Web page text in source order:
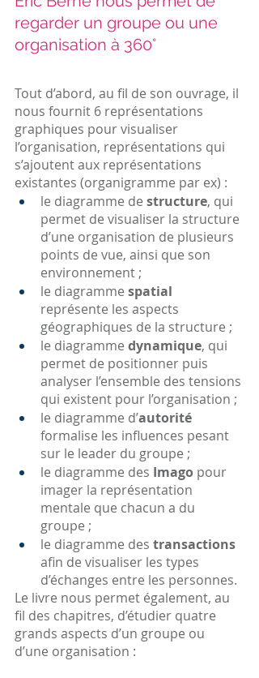
regarder un groupe ou une
organisation à 360°
Tout d’abord, au fil de son ouvrage, il
nous fournit 6 représentations
graphiques pour visualiser
l’organisation, représentations qui
s’ajoutent aux représentations
existantes (organigramme par ex) :
le diagramme de structure, qui
permet de visualiser la structure
d’une organisation de plusieurs
points de vue, ainsi que son
environnement ;
le diagramme spatial
représente les aspects
géographiques de la structure ;
le diagramme dynamique, qui
permet de positionner puis
analyser l’ensemble des tensions
qui existent pour l’organisation ;
le diagramme d’autorité
formalise les influences pesant
sur le leader du groupe ;
le diagramme des Imago pour
imager la représentation
mentale que chacun a du
groupe ;
le diagramme des transactions
afin de visualiser les types
d’échanges entre les personnes.
Le livre nous permet également, au
fil des chapitres, d’étudier quatre
grands aspects d’un groupe ou
d’une organisation :